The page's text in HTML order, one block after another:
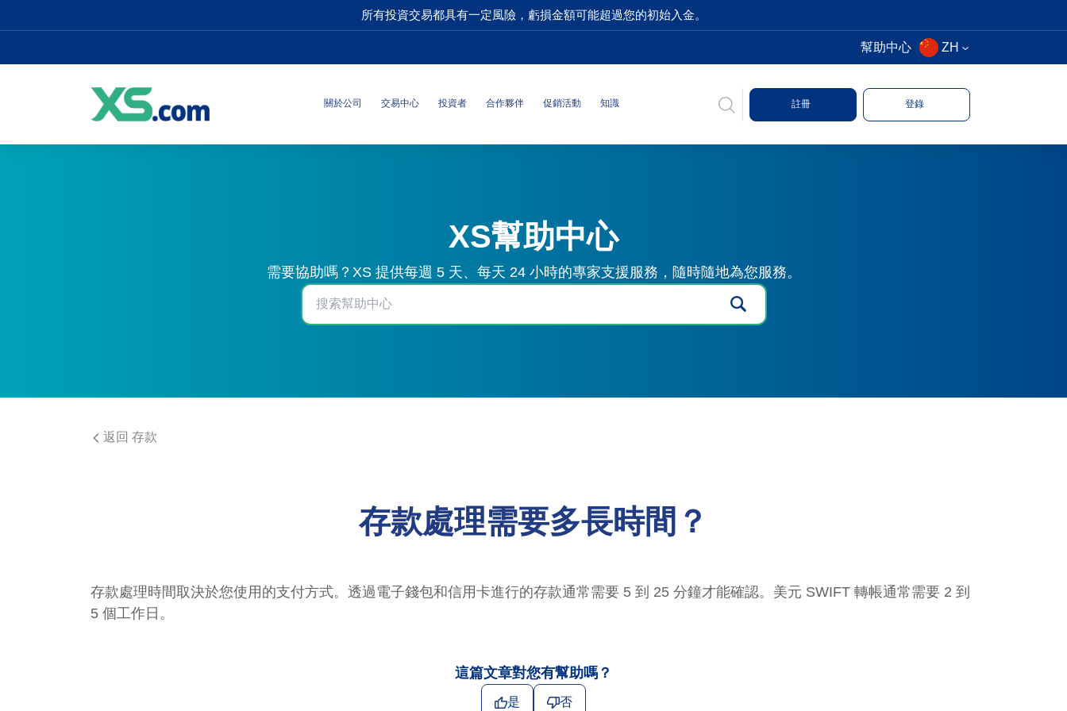
所有投資交易都具有一定風險，虧損金額可能超過您的初始入金。
幫助中心 ZH
關於公司 交易中心 投資者 合作夥伴 促銷活動 知識 註冊 登錄
XS幫助中心
需要協助嗎？XS 提供每週 5 天、每天 24 小時的專家支援服務，隨時隨地為您服務。
返回 存款
存款處理需要多長時間？
存款處理時間取決於您使用的支付方式。透過電子錢包和信用卡進行的存款通常需要 5 到 25 分鐘才能確認。美元 SWIFT 轉帳通常需要 2 到
5 個工作日。
這篇文章對您有幫助嗎？
是 否